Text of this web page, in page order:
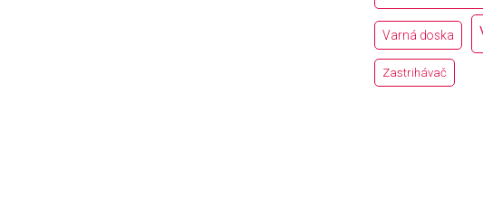
Varná doska
Zastrihávač